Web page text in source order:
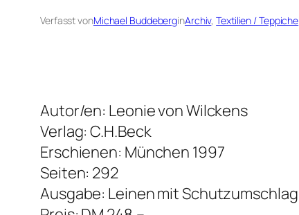
Verfasst vonMichael BuddeberginArchiv, Textilien / Teppiche
Autor/en: Leonie von Wilckens
Verlag: C.H.Beck
Erschienen: München 1997
Seiten: 292
Ausgabe: Leinen mit Schutzumschlag